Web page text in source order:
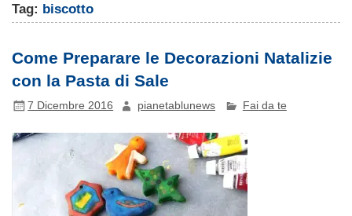
Tag: biscotto
Come Preparare le Decorazioni Natalizie
con la Pasta di Sale
7 Dicembre 2016 pianetablunews Fai da te